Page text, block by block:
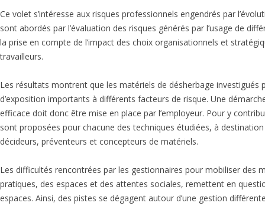
COMPRENEZ L’IMPACT
ENVIRONNEMENTAL
Ce volet s’intéresse aux risques professionnels engendrés par
sont abordés par l’évaluation des risques générés par l’usage de
la prise en compte de l’impact des choix organisationnels et
travailleurs.
Les résultats montrent que les matériels de désherbage investigués
d’exposition importants à différents facteurs de risque. Une
efficace doit donc être mise en place par l’employeur. Pour y
sont proposées pour chacune des techniques étudiées, à
décideurs, préventeurs et concepteurs de matériels.
Les difficultés rencontrées par les gestionnaires pour mobiliser des
pratiques, des espaces et des attentes sociales, remettent en
espaces. Ainsi, des pistes se dégagent autour d’une gestion